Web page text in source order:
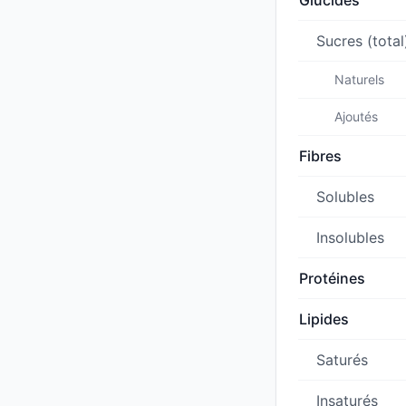
Sucres
Naturels
Ajoutés
Fibres
Solubles
Insolubles
Protéines
Lipides
Saturés
Insaturés